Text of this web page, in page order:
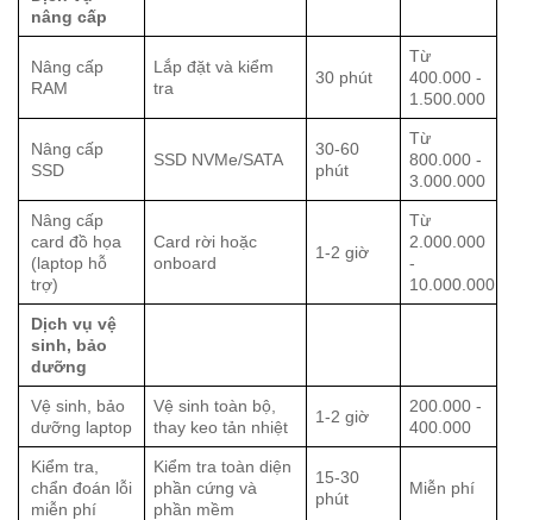
nâng cấp
Nâng cấp
RAM
Lắp đặt và kiểm
tra
30 phút
Từ
400.000 -
1.500.000
Nâng cấp
SSD
SSD NVMe/SATA
30-60
phút
Từ
800.000 -
3.000.000
Nâng cấp
card đồ họa
(laptop hỗ
trợ)
Card rời hoặc
onboard
1-2 giờ
Từ
2.000.000
-
10.000.000
Dịch vụ vệ
sinh, bảo
dưỡng
Vệ sinh, bảo
dưỡng laptop
Vệ sinh toàn bộ,
thay keo tản nhiệt
1-2 giờ
200.000 -
400.000
Kiểm tra,
chẩn đoán lỗi
miễn phí
Kiểm tra toàn diện
phần cứng và
phần mềm
15-30
phút
Miễn phí